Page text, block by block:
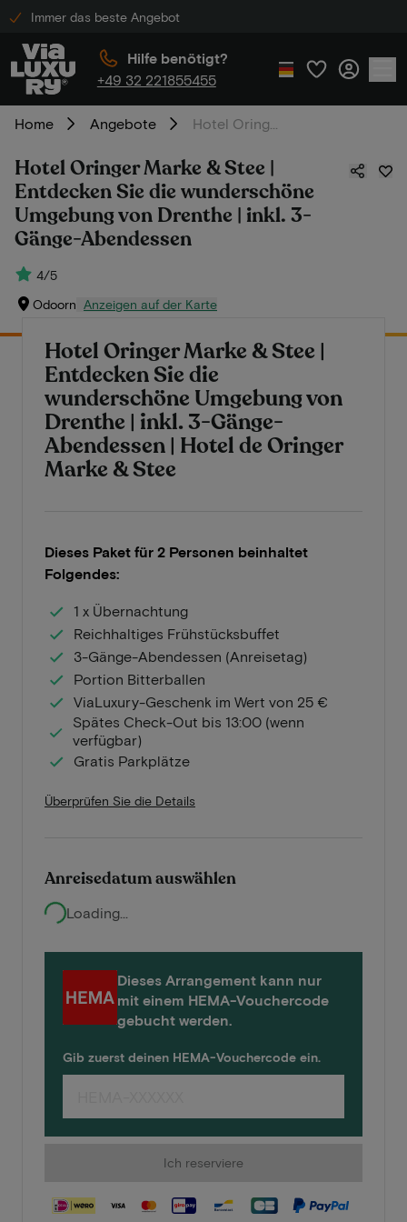
Immer das beste Angebot
Hilfe benötigt?
+49 32 221855455
Home Angebote
Hotel Oringer Marke & Stee |
Entdecken Sie die wunderschöne
Umgebung von Drenthe | inkl. 3-
Gänge-Abendessen
4/5
Odoorn Anzeigen auf der Karte
Hotel Oringer Marke & Stee |
Entdecken Sie die
wunderschöne Umgebung von
Drenthe | inkl. 3-Gänge-
Abendessen | Hotel de Oringer
Marke & Stee
Dieses Paket für 2 Personen beinhaltet
Folgendes:
1 x Übernachtung
Reichhaltiges Frühstücksbuffet
3-Gänge-Abendessen (Anreisetag)
Portion Bitterballen
ViaLuxury-Geschenk im Wert von 25 €
Spätes Check-Out bis 13:00 (wenn
verfügbar)
Gratis Parkplätze
Überprüfen Sie die Details
Anreisedatum auswählen
Loading...
Dieses Arrangement kann nur
mit einem HEMA-Vouchercode
gebucht werden.
Gib zuerst deinen HEMA-Vouchercode ein.
Ich reserviere